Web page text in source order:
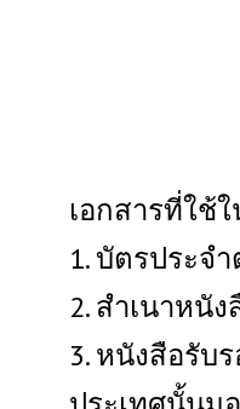
เอกสารที่ใช้
1. บัตรประจ
2. สำเนาหนั
3. หนังสือรับ